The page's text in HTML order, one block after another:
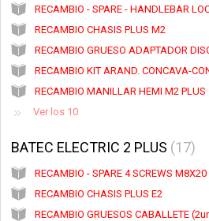
RECAMBIO - SPARE - HANDLEBAR
RECAMBIO CHASIS PLUS M2
RECAMBIO GRUESO ADAPTADOR
RECAMBIO KIT ARAND. CONCAVA-
RECAMBIO MANILLAR HEMI M2 PLUS
Ver los 10
BATEC ELECTRIC 2 PLUS 17
RECAMBIO - SPARE 4 SCREWS
RECAMBIO CHASIS PLUS E2
RECAMBIO GRUESOS CABALLETE